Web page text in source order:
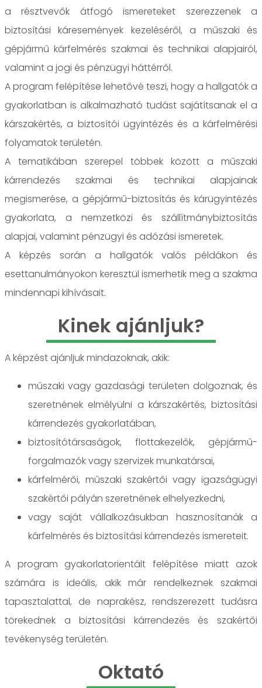
a résztvevők átfogó ismereteket szerezzenek a
biztosítási káresemények kezeléséről, a műszaki és
gépjármű kárfelmérés szakmai és technikai alapjairól,
valamint a jogi és pénzügyi háttérről.
A program felépítése lehetővé teszi, hogy a hallgatók a
gyakorlatban is alkalmazható tudást sajátítsanak el a
kárszakértés, a biztosítói ügyintézés és a kárfelmérési
folyamatok területén.
A tematikában szerepel többek között a műszaki
kárrendezés szakmai és technikai alapjainak
megismerése, a gépjármű-biztosítás és kárügyintézés
gyakorlata, a nemzetközi és szállítmánybiztosítás
alapjai, valamint pénzügyi és adózási ismeretek.
A képzés során a hallgatók valós példákon és
esettanulmányokon keresztül ismerhetik meg a szakma
mindennapi kihívásait.
Kinek ajánljuk?
A képzést ajánljuk mindazoknak, akik:
műszaki vagy gazdasági területen dolgoznak, és
szeretnének elmélyülni a kárszakértés, biztosítási
kárrendezés gyakorlatában,
biztosítótársaságok, flottakezelők, gépjármű-
forgalmazók vagy szervizek munkatársai,
kárfelmérői, műszaki szakértői vagy igazságügyi
szakértői pályán szeretnének elhelyezkedni,
vagy saját vállalkozásukban hasznosítanák a
kárfelmérés és biztosítási kárrendezés ismereteit.
A program gyakorlatorientált felépítése miatt azok
számára is ideális, akik már rendelkeznek szakmai
tapasztalattal, de naprakész, rendszerezett tudásra
törekednek a biztosítási kárrendezés és szakértői
tevékenység területén.
Oktató